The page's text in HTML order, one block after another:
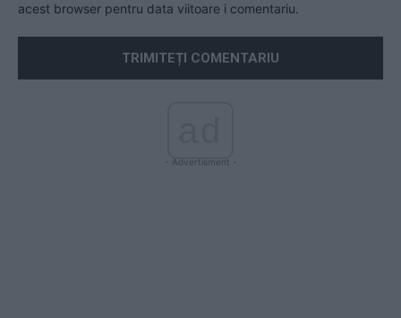
acest browser pentru data viitoare i comentariu.
- Advertisment -